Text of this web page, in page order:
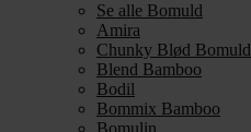
Se alle Bomuld
Amira
Chunky Blød Bomuld
Blend Bamboo
Bodil
Bommix Bamboo
Bomulin